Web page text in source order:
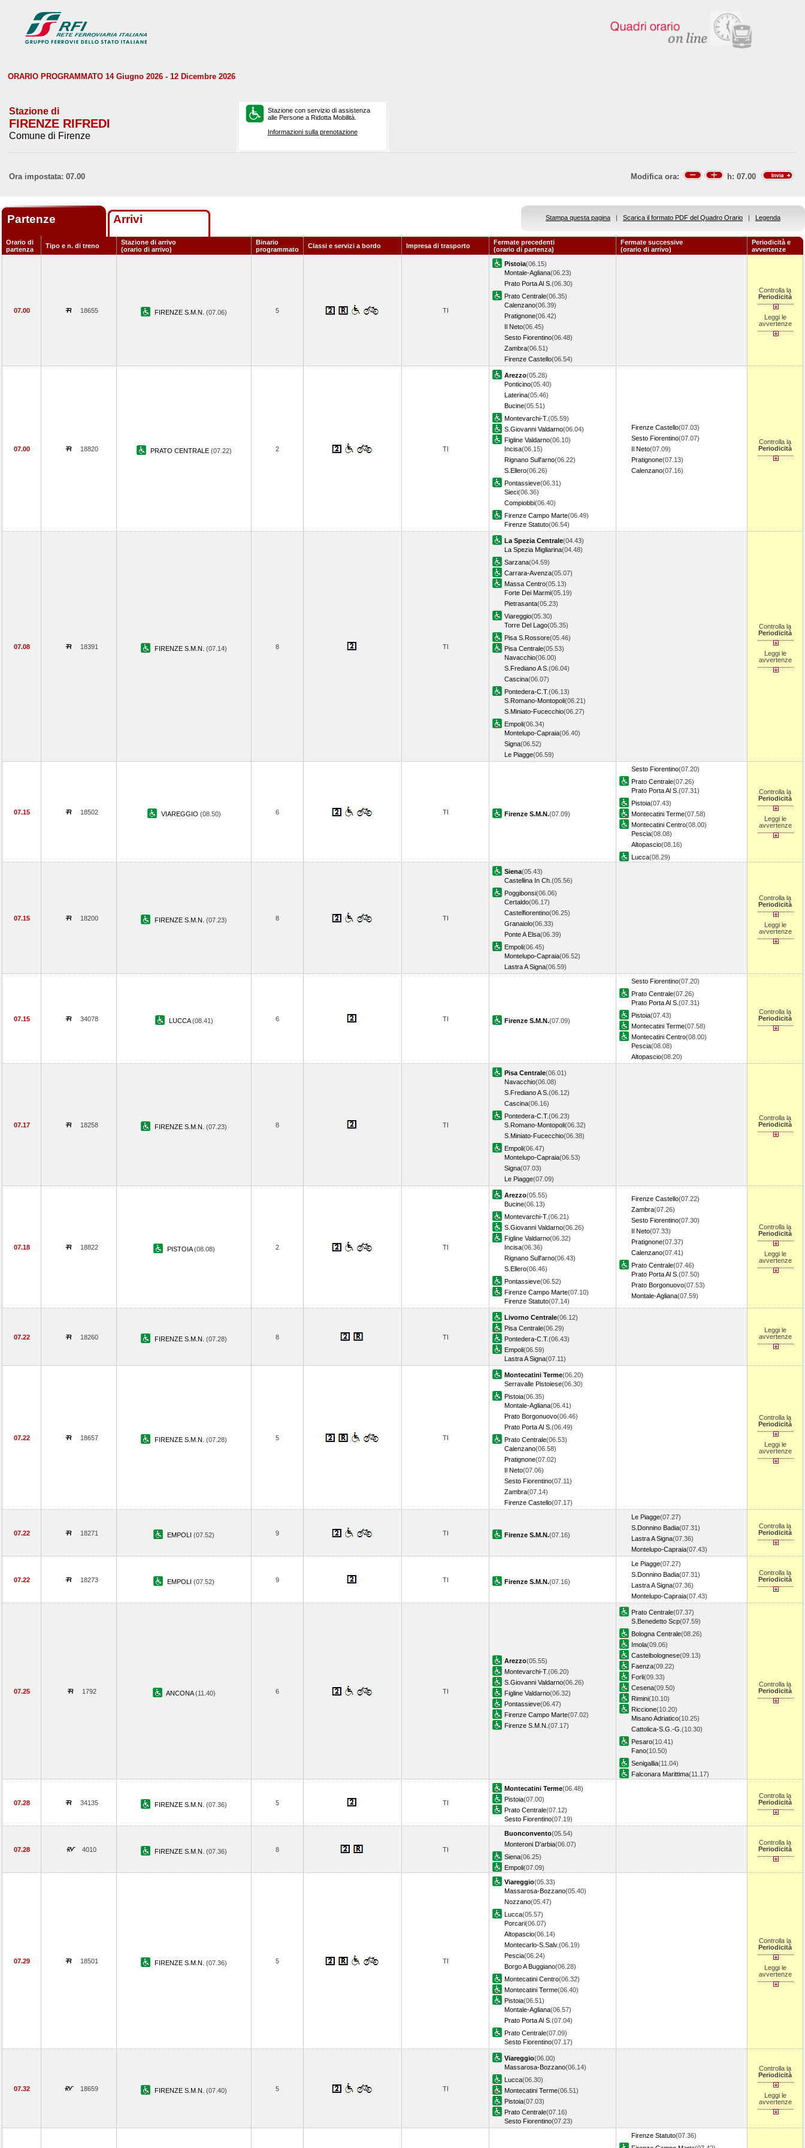
ORARIO PROGRAMMATO 14 Giugno 2026 - 12 Dicembre 2026
Stazione di
FIRENZE RIFREDI
Comune di Firenze
Stazione con servizio di assistenza
alle Persone a Ridotta Mobilità.
Informazioni sulla prenotazione
Ora impostata: 07.00 Modifica ora: h: 07.00
Partenze Arrivi Stampa questa pagina | Scarica il formato PDF del Quadro Orario | Legenda
Orario di
partenza
Tipo e n. di treno
Stazione di arrivo
(orario di arrivo)
Binario
programmato
Classi e servizi a bordo Impresa di trasporto
Fermate precedenti
(orario di partenza)
Fermate successive
(orario di arrivo)
Periodicità e
avvertenze
07.00 18655 FIRENZE S.M.N. (07.06) 5 TI
Pistoia(06.15)
Montale-Agliana(06.23)
Prato Porta Al S. (06.30)
Prato Centrale(06.35)
Calenzano(06.39)
Pratignone(06.42)
Il Neto(06.45)
Sesto Fiorentino(06.48)
Zambra(06.51)
Firenze Castello(06.54)
Controlla la
Periodicità
Leggi le
avvertenze
07.00 18820 PRATO CENTRALE (07.22) 2 TI
Arezzo(05.28)
Ponticino(05.40)
Laterina(05.46)
Bucine(05.51)
Montevarchi-T.(05.59)
S.Giovanni Valdarno(06.04)
Figline Valdarno(06.10)
Incisa(06.15)
Rignano Sull'arno(06.22)
S.Ellero(06.26)
Pontassieve(06.31)
Sieci(06.36)
Compiobbi(06.40)
Firenze Campo Marte(06.49)
Firenze Statuto(06.54)
Firenze Castello(07.03)
Sesto Fiorentino(07.07)
Il Neto(07.09)
Pratignone(07.13)
Calenzano(07.16)
Controlla la
Periodicità
07.08 18391 FIRENZE S.M.N. (07.14) 8 TI
La Spezia Centrale(04.43)
La Spezia Migliarina(04.48)
Sarzana(04.59)
Carrara-Avenza(05.07)
Massa Centro(05.13)
Forte Dei Marmi(05.19)
Pietrasanta(05.23)
Viareggio(05.30)
Torre Del Lago(05.35)
Pisa S.Rossore(05.46)
Pisa Centrale(05.53)
Navacchio(06.00)
S.Frediano A S. (06.04)
Cascina(06.07)
Pontedera-C.T.(06.13)
S.Romano-Montopoli(06.21)
S.Miniato-Fucecchio(06.27)
Empoli(06.34)
Montelupo-Capraia(06.40)
Signa(06.52)
Le Piagge(06.59)
Controlla la
Periodicità
Leggi le
avvertenze
07.15 18502 VIAREGGIO (08.50) 6 TI Firenze S.M.N.(07.09)
Sesto Fiorentino(07.20)
Prato Centrale(07.26)
Prato Porta Al S. (07.31)
Pistoia(07.43)
Montecatini Terme(07.58)
Montecatini Centro(08.00)
Pescia(08.08)
Altopascio(08.16)
Lucca(08.29)
Controlla la
Periodicità
Leggi le
avvertenze
07.15 18200 FIRENZE S.M.N. (07.23) 8 TI
Siena(05.43)
Castellina In Ch. (05.56)
Poggibonsi(06.06)
Certaldo(06.17)
Castelfiorentino(06.25)
Granaiolo(06.33)
Ponte A Elsa(06.39)
Empoli(06.45)
Montelupo-Capraia(06.52)
Lastra A Signa(06.59)
Controlla la
Periodicità
Leggi le
avvertenze
07.15 34078 LUCCA(08.41) 6 TI Firenze S.M.N.(07.09)
Sesto Fiorentino(07.20)
Prato Centrale(07.26)
Prato Porta Al S. (07.31)
Pistoia(07.43)
Montecatini Terme(07.58)
Montecatini Centro(08.00)
Pescia(08.08)
Altopascio(08.20)
Controlla la
Periodicità
07.17 18258 FIRENZE S.M.N. (07.23) 8 TI
Pisa Centrale(06.01)
Navacchio(06.08)
S.Frediano A S. (06.12)
Cascina(06.16)
Pontedera-C.T.(06.23)
S.Romano-Montopoli(06.32)
S.Miniato-Fucecchio(06.38)
Empoli(06.47)
Montelupo-Capraia(06.53)
Signa(07.03)
Le Piagge(07.09)
Controlla la
Periodicità
07.18 18822 PISTOIA(08.08) 2 TI
Arezzo(05.55)
Bucine(06.13)
Montevarchi-T.(06.21)
S.Giovanni Valdarno(06.26)
Figline Valdarno(06.32)
Incisa(06.36)
Rignano Sull'arno(06.43)
S.Ellero(06.46)
Pontassieve(06.52)
Firenze Campo Marte(07.10)
Firenze Statuto(07.14)
Firenze Castello(07.22)
Zambra(07.26)
Sesto Fiorentino(07.30)
Il Neto(07.33)
Pratignone(07.37)
Calenzano(07.41)
Prato Centrale(07.46)
Prato Porta Al S. (07.50)
Prato Borgonuovo(07.53)
Montale-Agliana(07.59)
Controlla la
Periodicità
Leggi le
avvertenze
07.22 18260 FIRENZE S.M.N. (07.28) 8 TI
Livorno Centrale(06.12)
Pisa Centrale(06.29)
Pontedera-C.T.(06.43)
Empoli(06.59)
Lastra A Signa(07.11)
Leggi le
avvertenze
07.22 18657 FIRENZE S.M.N. (07.28) 5 TI
Montecatini Terme(06.20)
Serravalle Pistoiese(06.30)
Pistoia(06.35)
Montale-Agliana(06.41)
Prato Borgonuovo(06.46)
Prato Porta Al S. (06.49)
Prato Centrale(06.53)
Calenzano(06.58)
Pratignone(07.02)
Il Neto(07.06)
Sesto Fiorentino(07.11)
Zambra(07.14)
Firenze Castello(07.17)
Controlla la
Periodicità
Leggi le
avvertenze
07.22 18271 EMPOLI (07.52) 9 TI Firenze S.M.N.(07.16)
Le Piagge(07.27)
S.Donnino Badia(07.31)
Lastra A Signa(07.36)
Montelupo-Capraia(07.43)
Controlla la
Periodicità
07.22 18273 EMPOLI (07.52) 9 TI Firenze S.M.N.(07.16)
Le Piagge(07.27)
S.Donnino Badia(07.31)
Lastra A Signa(07.36)
Montelupo-Capraia(07.43)
Controlla la
Periodicità
07.25 1792 ANCONA(11.40) 6 TI
Arezzo(05.55)
Montevarchi-T.(06.20)
S.Giovanni Valdarno(06.26)
Figline Valdarno(06.32)
Pontassieve(06.47)
Firenze Campo Marte(07.02)
Firenze S.M.N. (07.17)
Prato Centrale(07.37)
S.Benedetto Scp(07.59)
Bologna Centrale(08.26)
Imola(09.06)
Castelbolognese(09.13)
Faenza(09.22)
Forli(09.33)
Cesena(09.50)
Rimini(10.10)
Riccione(10.20)
Misano Adriatico(10.25)
Cattolica-S.G.-G. (10.30)
Pesaro(10.41)
Fano(10.50)
Senigallia(11.04)
Falconara Marittima(11.17)
Controlla la
Periodicità
07.28 34135 FIRENZE S.M.N. (07.36) 5 TI
Montecatini Terme(06.48)
Pistoia(07.00)
Prato Centrale(07.12)
Sesto Fiorentino(07.19)
Controlla la
Periodicità
07.28 4010 FIRENZE S.M.N. (07.36) 8 TI
Buonconvento(05.54)
Monteroni D'arbia(06.07)
Siena(06.25)
Empoli(07.09)
Controlla la
Periodicità
07.29 18501 FIRENZE S.M.N. (07.36) 5 TI
Viareggio(05.33)
Massarosa-Bozzano(05.40)
Nozzano(05.47)
Lucca(05.57)
Porcari(06.07)
Altopascio(06.14)
Montecarlo-S.Salv.(06.19)
Pescia(06.24)
Borgo A Buggiano(06.28)
Montecatini Centro(06.32)
Montecatini Terme(06.40)
Pistoia(06.51)
Montale-Agliana(06.57)
Prato Porta Al S. (07.04)
Prato Centrale(07.09)
Sesto Fiorentino(07.17)
Controlla la
Periodicità
Leggi le
avvertenze
07.32 18659 FIRENZE S.M.N. (07.40) 5 TI
Viareggio(06.00)
Massarosa-Bozzano(06.14)
Lucca(06.30)
Montecatini Terme(06.51)
Pistoia(07.03)
Prato Centrale(07.16)
Sesto Fiorentino(07.23)
Controlla la
Periodicità
Leggi le
avvertenze
Firenze Statuto(07.36)